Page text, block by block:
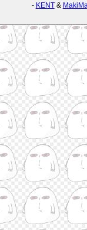
- KENT&